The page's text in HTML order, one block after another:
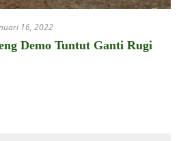
16, 2022
Demo Tuntut Ganti Rugi